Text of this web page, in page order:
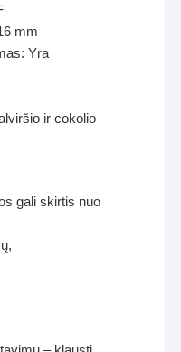
mm
Yra
ir cokolio
gali skirtis nuo